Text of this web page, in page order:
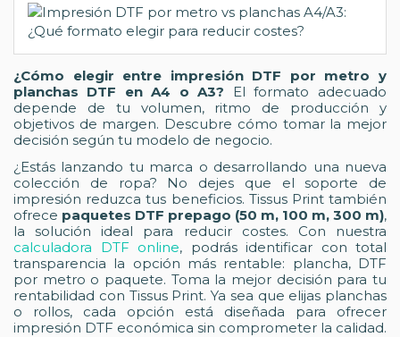
¿Cómo elegir entre impresión DTF por metro y
planchas DTF en A4 o A3? El formato adecuado
depende de tu volumen, ritmo de producción y
objetivos de margen. Descubre cómo tomar la mejor
decisión según tu modelo de negocio.
¿Estás lanzando tu marca o desarrollando una nueva
colección de ropa? No dejes que el soporte de
impresión reduzca tus beneficios. Tissus Print también
ofrece paquetes DTF prepago (50 m, 100 m, 300 m),
la solución ideal para reducir costes. Con nuestra
calculadora DTF online, podrás identificar con total
transparencia la opción más rentable: plancha, DTF
por metro o paquete. Toma la mejor decisión para tu
rentabilidad con Tissus Print. Ya sea que elijas planchas
o rollos, cada opción está diseñada para ofrecer
impresión DTF económica sin comprometer la calidad.